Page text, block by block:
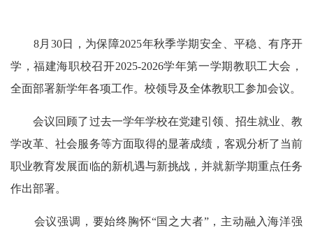
8月30日，为保障2025年秋季学期安全、平稳、有序开
学，福建海职校召开2025-2026学年第一学期教职工大会，
全面部署新学年各项工作。校领导及全体教职工参加会议。
会议回顾了过去一学年学校在党建引领、招生就业、教
学改革、社会服务等方面取得的显著成绩，客观分析了当前
职业教育发展面临的新机遇与新挑战，并就新学期重点任务
作出部署。
会议强调，要始终胸怀“国之大者”，主动融入海洋强